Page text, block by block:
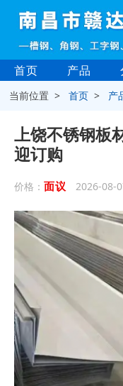
首页 产品
当前位置 >首页 > 产
上饶不锈钢板
迎订购
价格： 面议 2026-08-